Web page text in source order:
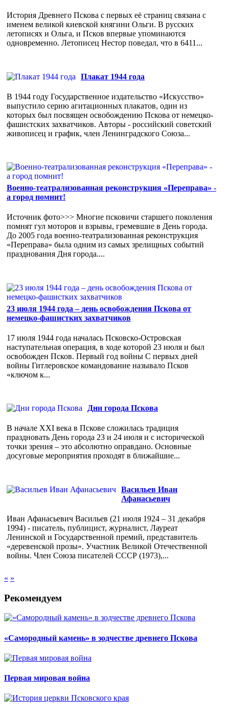
История Древнего Пскова с первых её страниц связана с
именем великой киевской княгини Ольги. В русских
летописях и Ольга, и Псков впервые упоминаются
одновременно. Летописец Нестор поведал, что в 6411...
Плакат 1944 года
В 1944 году Государственное издательство «Искусство»
выпустило серию агитационных плакатов, один из
которых был посвящен освобождению Пскова от немецко-
фашистских захватчиков. Авторы - российский советский
живописец и график, член Ленинградского Союза...
Военно-театрализованная реконструкция «Переправа» -
а город помнит!
Источник фото>>> Многие псковичи старшего поколения
помнят гул моторов и взрывы, гремевшие в День города.
До 2005 года военно-театрализованная реконструкция
«Переправа» была одним из самых зрелищных событий
празднования Дня города....
23 июля 1944 года – день освобождения Пскова от
немецко-фашистких захватчиков
17 июля 1944 года началась Псковско-Островская
наступательная операция, в ходе которой 23 июля и был
освобожден Псков. Первый год войны С первых дней
войны Гитлеровское командование называло Псков
«ключом к...
Дни города Пскова
В начале XXI века в Пскове сложилась традиция
праздновать День города 23 и 24 июля и с исторической
точки зрения – это абсолютно оправдано. Основные
досуговые мероприятия проходят в ближайшие...
Васильев Иван
Афанасьевич
Иван Афанасьевич Васильев (21 июля 1924 – 31 декабря
1994) - писатель, публицист, журналист, Лауреат
Ленинской и Государственной премий, представитель
«деревенской прозы». Участник Великой Отечественной
войны. Член Союза писателей СССР (1973),...
« »
Рекомендуем
«Самородный камень» в зодчестве древнего Пскова
Первая мировая война